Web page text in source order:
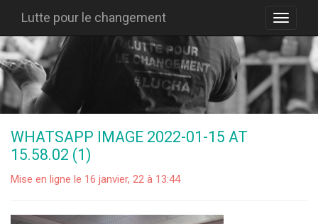
Lutte pour le changement
WHATSAPP IMAGE 2022-01-15 AT
15.58.02 (1)
Mise en ligne le 16 janvier, 22 à 13:44